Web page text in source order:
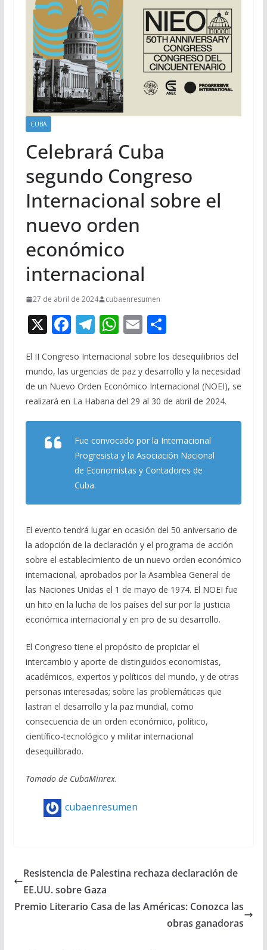
CUBA
Celebrará Cuba
segundo Congreso
Internacional sobre el
nuevo orden
económico
internacional
27 de abril de 2024 cubaenresumen
X F
e
b
o
o
k
T
e
gr
a
m
W
at
s
A
p
p
E
ai
l
C
m
p
ar
ti
r
El II Congreso Internacional sobre los desequilibrios del
mundo, las urgencias de paz y desarrollo y la necesidad
de un Nuevo Orden Económico Internacional (NOEI), se
realizará en La Habana del 29 al 30 de abril de 2024.
Fue convocado por la Internacional
Progresista y la Asociación Nacional
de Economistas y Contadores de
Cuba.
El evento tendrá lugar en ocasión del 50 aniversario de
la adopción de la declaración y el programa de acción
sobre el establecimiento de un nuevo orden económico
internacional, aprobados por la Asamblea General de
las Naciones Unidas el 1 de mayo de 1974. El NOEI fue
un hito en la lucha de los países del sur por la justicia
económica internacional y en pro de su desarrollo.
El Congreso tiene el propósito de propiciar el
intercambio y aporte de distinguidos economistas,
académicos, expertos y políticos del mundo, y de otras
personas interesadas; sobre las problemáticas que
lastran el desarrollo y la paz mundial, como
consecuencia de un orden económico, político,
científico-tecnológico y militar internacional
desequilibrado.
Tomado de CubaMinrex.
cubaenresumen
Resistencia de Palestina rechaza declaración de
EE.UU. sobre Gaza
Premio Literario Casa de las Américas: Conozca las
obras ganadoras